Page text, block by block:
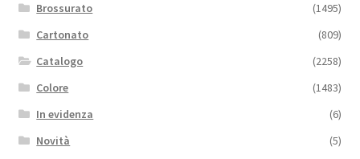
Brossurato
(1495)
Cartonato
(809)
Catalogo
(2258)
Colore
(1483)
In evidenza
(6)
Novità
(5)